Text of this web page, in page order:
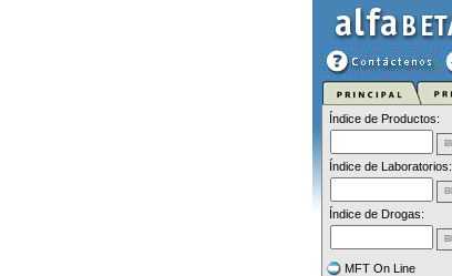
Índice de Productos:
Índice de Laboratorios:
Índice de Drogas:
MFT On Line